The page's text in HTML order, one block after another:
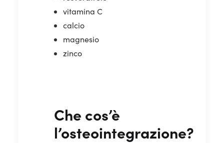
vitamina C
calcio
magnesio
zinco
Che cos’è
l’osteointegrazione?